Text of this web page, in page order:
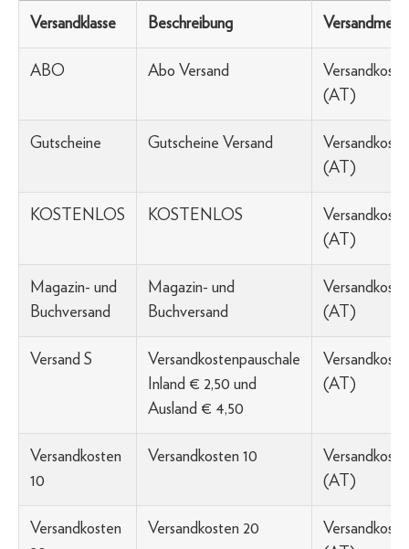
Versandklasse Beschreibung
ABO Abo Versand
(AT)
Gutscheine Gutscheine Versand
(AT)
KOSTENLOS KOSTENLOS
(AT)
Magazin- und
Buchversand
Magazin- und
Buchversand
(AT)
Versand S
Versandkostenpauschale
Inland € 2,50 und
Ausland € 4,50
(AT)
Versandkosten
10
Versandkosten 10
(AT)
Versandkosten
Versandkosten 20